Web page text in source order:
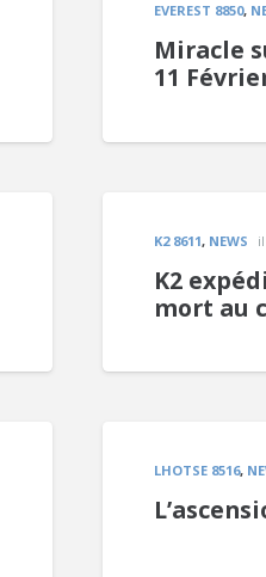
EVEREST 8850,
Miracle
11
K2 8611, NEWS
K2
mort au
LHOTSE 8516,